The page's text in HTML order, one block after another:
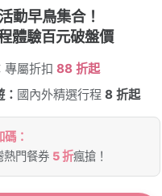
動早鳥集合！
體驗百元破盤價
專屬折扣 88 折起
國內外精選行程 8 折起
：
熱門餐券 5 折瘋搶！